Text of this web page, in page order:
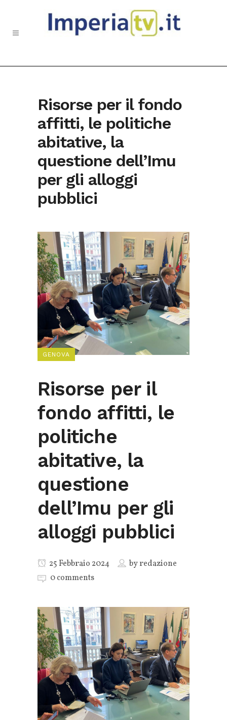
Risorse per il fondo
affitti, le politiche
abitative, la
questione dell’Imu
per gli alloggi
pubblici
GENOVA
Risorse per il
fondo affitti, le
politiche
abitative, la
questione
dell’Imu per gli
alloggi pubblici
25 Febbraio 2024 byredazione
0 comments